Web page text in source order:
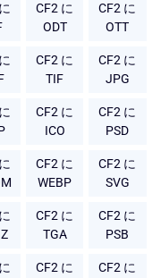
CF2 に
ODT
CF2 に
OTT
CF2 に
TIF
CF2 に
JPG
CF2 に
ICO
CF2 に
PSD
CF2 に
WEBP
CF2 に
SVG
CF2 に
TGA
CF2 に
PSB
CF2 に
CF2 に